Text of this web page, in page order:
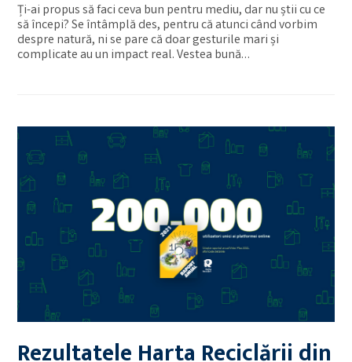
Ți-ai propus să faci ceva bun pentru mediu, dar nu știi cu ce
să începi? Se întâmplă des, pentru că atunci când vorbim
despre natură, ni se pare că doar gesturile mari și
complicate au un impact real. Vestea bună…
Rezultatele Harta Reciclării din